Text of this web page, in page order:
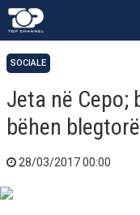
SOCIALE
Jeta në
bëhen blegtorë
28/03/2017 00:00